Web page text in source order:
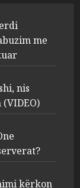
nis
Koço
vodhën
me
nis
kërkon